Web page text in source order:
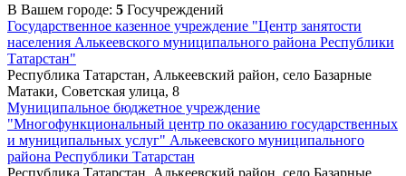
В Вашем городе: 5 Госучреждений
Государственное казенное учреждение "Центр занятости
населения Алькеевского муниципального района Республики
Татарстан"
Республика Татарстан, Алькеевский район, село Базарные
Матаки, Советская улица, 8
Муниципальное бюджетное учреждение
"Многофункциональный центр по оказанию государственных
и муниципальных услуг" Алькеевского муниципального
района Республики Татарстан
Республика Татарстан, Алькеевский район, село Базарные